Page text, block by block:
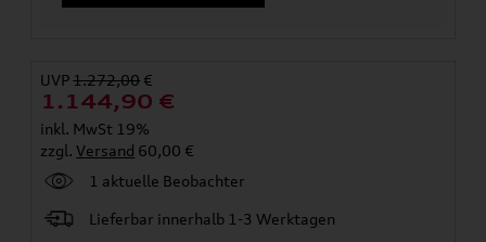
UVP1.272,00 €
1.144,90 €
inkl. MwSt 19%
zzgl.Versand 60,00 €
1 aktuelle Beobachter
Lieferbar innerhalb 1-3 Werktagen